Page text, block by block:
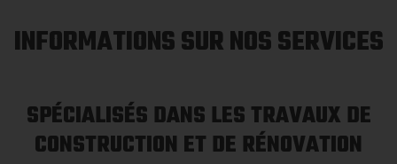
INFORMATIONS SUR NOS SERVICES
SPÉCIALISÉS DANS LES TRAVAUX DE
CONSTRUCTION ET DE RÉNOVATION